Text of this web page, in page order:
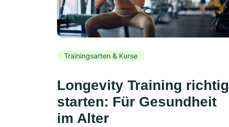
Trainingsarten & Kurse
Longevity Training richtig
starten: Für Gesundheit
im Alter